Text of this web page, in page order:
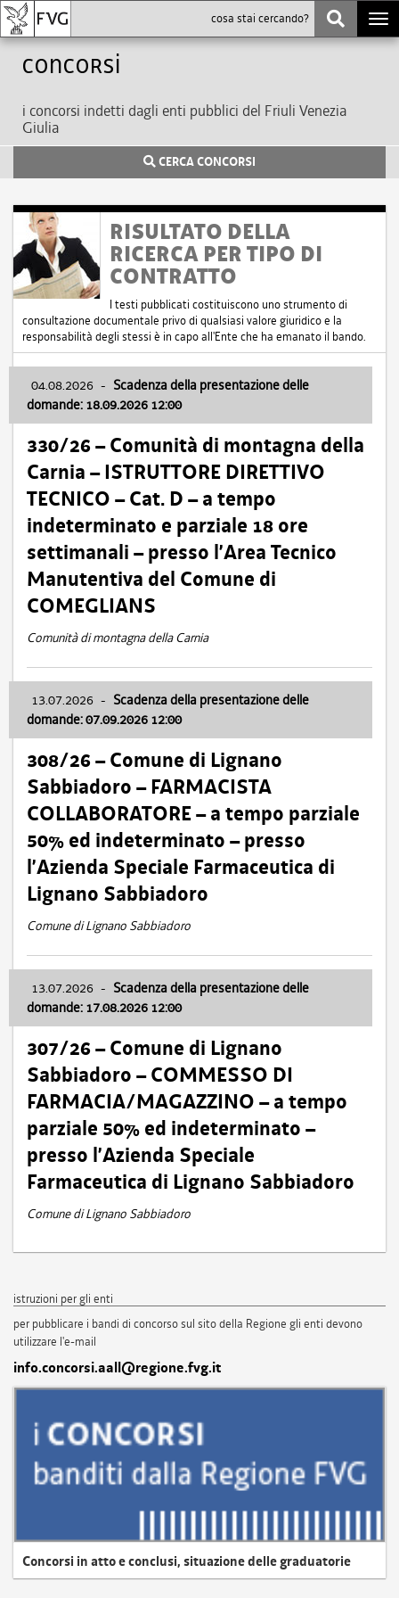
Concorsi
i concorsi indetti dagli enti pubblici del Friuli Venezia
Giulia
CERCA CONCORSI
RISULTATO DELLA
RICERCA PER TIPO DI
CONTRATTO
I testi pubblicati costituiscono uno strumento di
consultazione documentale privo di qualsiasi valore giuridico e la
responsabilità degli stessi è in capo all'Ente che ha emanato il bando.
04.08.2026 - Scadenza della presentazione delle
domande: 18.09.2026 12:00
330/26 – Comunità di montagna della
Carnia – ISTRUTTORE DIRETTIVO
TECNICO – Cat. D – a tempo
indeterminato e parziale 18 ore
settimanali – presso l’Area Tecnico
Manutentiva del Comune di
COMEGLIANS
Comunità di montagna della Carnia
13.07.2026 - Scadenza della presentazione delle
domande: 07.09.2026 12:00
308/26 – Comune di Lignano
Sabbiadoro – FARMACISTA
COLLABORATORE – a tempo parziale
50% ed indeterminato – presso
l’Azienda Speciale Farmaceutica di
Lignano Sabbiadoro
Comune di Lignano Sabbiadoro
13.07.2026 - Scadenza della presentazione delle
domande: 17.08.2026 12:00
307/26 – Comune di Lignano
Sabbiadoro – COMMESSO DI
FARMACIA/MAGAZZINO – a tempo
parziale 50% ed indeterminato –
presso l’Azienda Speciale
Farmaceutica di Lignano Sabbiadoro
Comune di Lignano Sabbiadoro
istruzioni per gli enti
per pubblicare i bandi di concorso sul sito della Regione gli enti devono
utilizzare l'e-mail
info.concorsi.aall@regione.fvg.it
Concorsi in atto e conclusi, situazione delle graduatorie